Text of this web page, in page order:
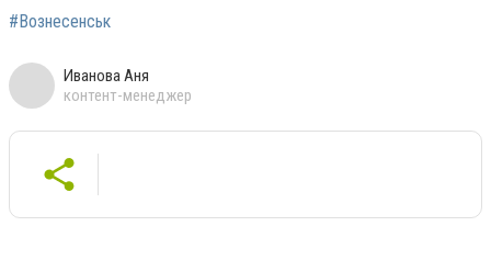
#Вознесенськ
Иванова Аня
контент-менеджер